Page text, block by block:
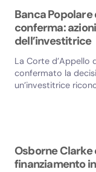
Banca Popolare
conferma:
dell’investitrice
La Corte d’Appello
confermato la
un’investitrice
Osborne Clarke
finanziamento